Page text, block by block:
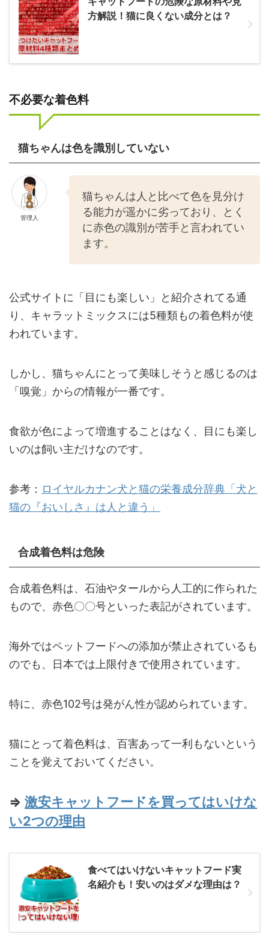
方解説！猫に良くない成分とは？
不必要な着色料
猫ちゃんは色を識別していない
管理人
猫ちゃんは人と比べて色を見分け
る能力が遥かに劣っており、とく
に赤色の識別が苦手と言われてい
ます。
公式サイトに「目にも楽しい」と紹介されてる通
り、キャラットミックスには5種類もの着色料が使
われています。
しかし、猫ちゃんにとって美味しそうと感じるのは
「嗅覚」からの情報が一番です。
食欲が色によって増進することはなく、目にも楽し
いのは飼い主だけなのです。
参考： ロイヤルカナン犬と猫の栄養成分辞典「犬と
猫の『おいしさ』は人と違う」
合成着色料は危険
合成着色料は、石油やタールから人工的に作られた
もので、赤色〇〇号といった表記がされています。
海外ではペットフードへの添加が禁止されているも
のでも、日本では上限付きで使用されています。
特に、赤色102号は発がん性が認められています。
猫にとって着色料は、百害あって一利もないという
ことを覚えておいてください。
⇒ 激安キャットフードを買ってはいけな
い2つの理由
食べてはいけないキャットフード実
名紹介も！安いのはダメな理由は？